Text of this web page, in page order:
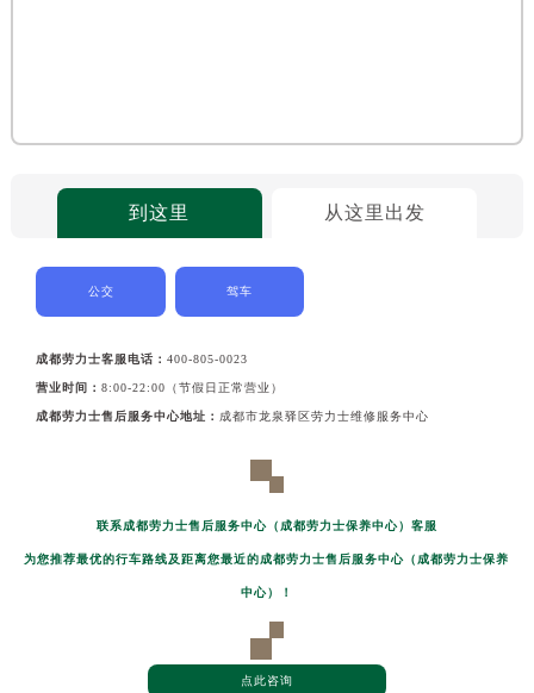
到这里 从这里出发
公交 驾车
成都劳力士客服电话：400-805-0023
营业时间：8:00-22:00（节假日正常营业）
成都劳力士售后服务中心地址： 成都市龙泉驿区劳力士维修服务中心
联系成都劳力士售后服务中心（成都劳力士保养中心）客服
为您推荐最优的行车路线及距离您最近的成都劳力士售后服务中心（成都劳力士保养
中心）！
点此咨询